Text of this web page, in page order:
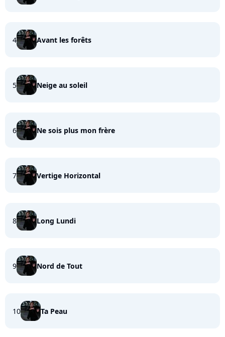
4 Avant les forêts
5 Neige au soleil
6 Ne sois plus mon frère
7 Vertige Horizontal
8 Long Lundi
9 Nord de Tout
10 Ta Peau